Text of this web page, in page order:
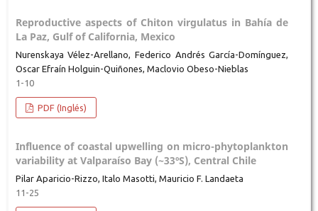
Reproductive aspects of Chiton virgulatus in Bahía de
La Paz, Gulf of California, Mexico
Nurenskaya Vélez-Arellano, Federico Andrés García-Domínguez,
Oscar Efraín Holguin-Quiñones, Maclovio Obeso-Nieblas
1-10
PDF (Inglés)
Influence of coastal upwelling on micro-phytoplankton
variability at Valparaíso Bay (~33ºS), Central Chile
Pilar Aparicio-Rizzo, Italo Masotti, Mauricio F. Landaeta
11-25